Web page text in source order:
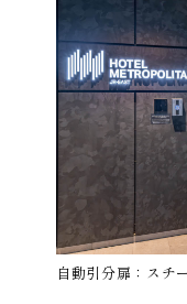
自動引分扉：ス